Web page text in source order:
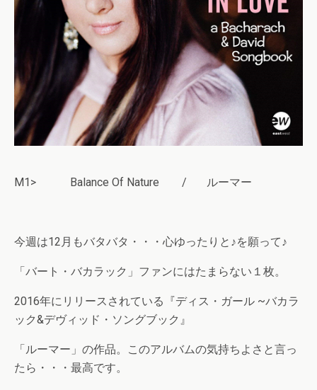
M1> Balance Of Nature / ルーマー
今週は12月もバタバタ・・・心ゆったりと♪を願って♪
「バート・バカラック」ファンにはたまらない１枚。
2016年にリリースされている『ディス・ガール ~バカラ
ック&デヴィッド・ソングブック』
「ルーマー」の作品。このアルバムの気持ちよさと言っ
たら・・・最高です。